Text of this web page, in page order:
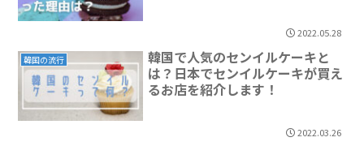
2022.05.28
韓国の流行
韓国で人気のセンイルケーキと
は？日本でセンイルケーキが買え
るお店を紹介します！
2022.03.26